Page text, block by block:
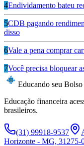
4Endividamento bateu
5CDB pagando
disso
6Vale a pena comprar
7Você precisa bloquear
Educando seu Bolso
Educação financeira
brasileiros.
(31) 99918-9537
Horizonte - MG, 31275-